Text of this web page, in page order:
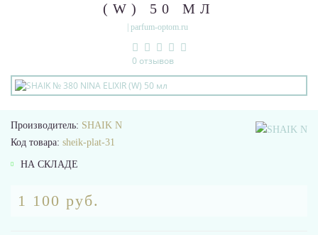
(W) 50 МЛ
0 отзывов
Производитель: SHAIK N
Код товара: sheik-plat-31
НА СКЛАДЕ
1 100 руб.